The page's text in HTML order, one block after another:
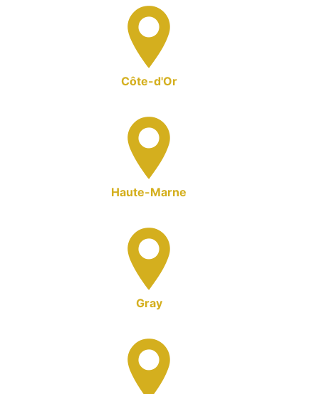
Côte-d'Or
Haute-Marne
Gray